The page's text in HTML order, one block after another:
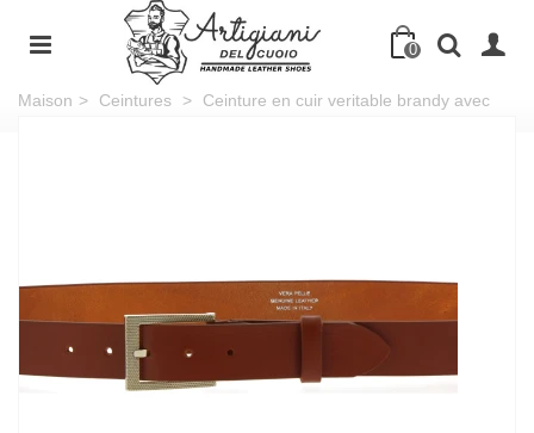
0
Maison > Ceintures >
Ceinture en cuir veritable brandy avec